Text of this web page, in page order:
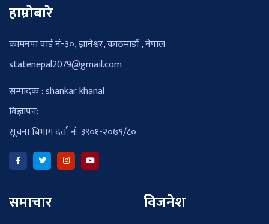
हाम्रोबारे
कामनपा वार्ड नं-३०, ज्ञानेश्वर, काठमाडौँ , नेपाल
statenepal2079@gmail.com
सम्पादक : shankar khanal
विज्ञापन:
सूचना बिभाग दर्ता नं: ३९०१-२०७९/८०
समाचार विजनेश